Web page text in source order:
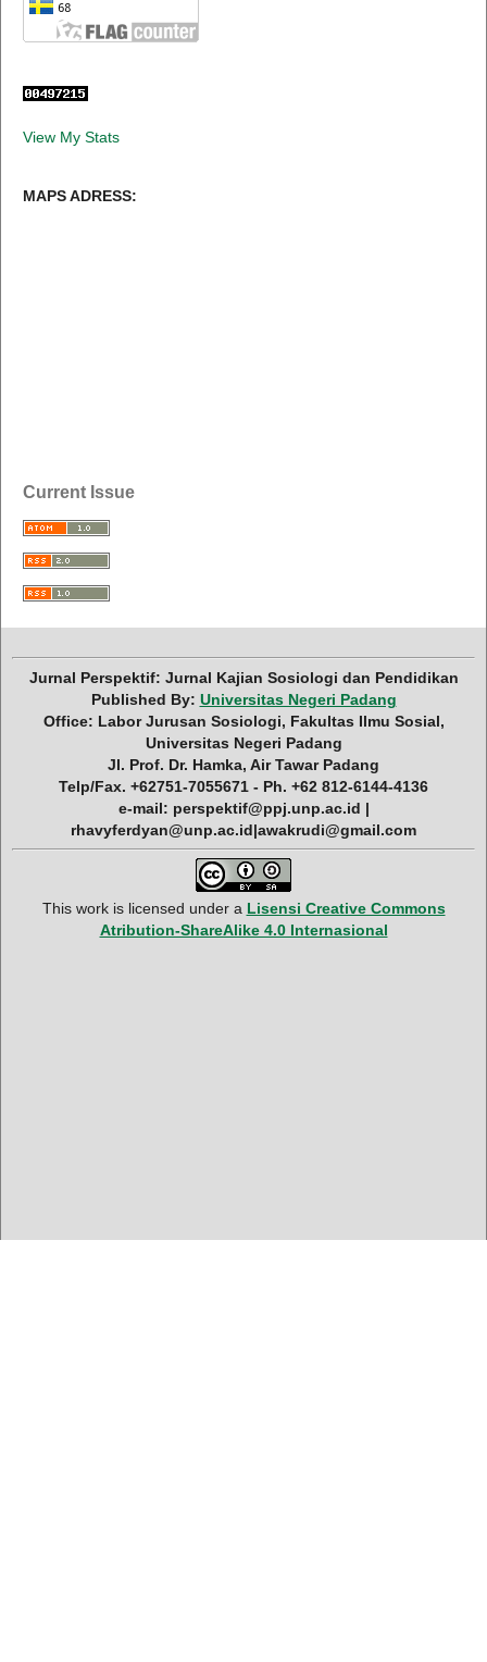
View My Stats
MAPS ADRESS:
Current Issue
Jurnal Perspektif: Jurnal Kajian Sosiologi dan Pendidikan
Published By: Universitas Negeri Padang
Office: Labor Jurusan Sosiologi, Fakultas Ilmu Sosial,
Universitas Negeri Padang
Jl. Prof. Dr. Hamka, Air Tawar Padang
Telp/Fax. +62751-7055671 - Ph. +62 812-6144-4136
e-mail: perspektif@ppj.unp.ac.id |
rhavyferdyan@unp.ac.id|awakrudi@gmail.com
This work is licensed under a Lisensi Creative Commons
Atribution-ShareAlike 4.0 Internasional